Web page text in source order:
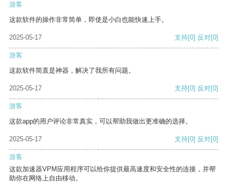
游客
这款软件的操作非常简单，即使是小白也能快速上手。
2025-05-17 支持[0] 反对[0]
游客
这款软件简直是神器，解决了我所有问题。
2025-05-17 支持[0] 反对[0]
游客
这款app的用户评论非常真实，可以帮助我做出更准确的选择。
2025-05-17 支持[0] 反对[0]
游客
这款加速器VPM应用程序可以给你提供最高速度和安全性的连接，并帮
助你在网络上自由移动。